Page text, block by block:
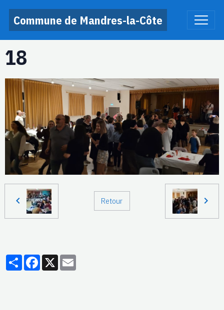
Commune de Mandres-la-Côte
18
Retour
PartagerFacebook
X